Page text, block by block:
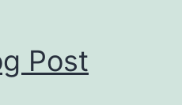
Post